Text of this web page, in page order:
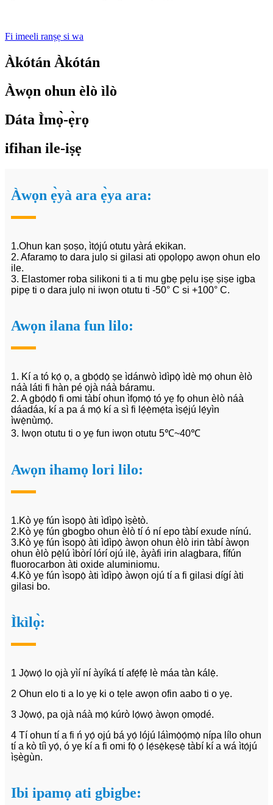
Fi imeeli ranṣẹ si wa
Àkótán Àkótán
Àwọn ohun èlò ìlò
Dáta Ìmọ̀-ẹ̀rọ
ifihan ile-iṣẹ
Àwọn ẹ̀yà ara ẹ̀ya ara:
1.Ohun kan ṣoṣo, ìtọ́jú otutu yàrá ekikan.
2. Afaramọ to dara julọ si gilasi ati ọpọlọpọ awọn ohun elo
ile.
3. Elastomer roba silikoni ti a ti mu gbẹ pẹlu iṣẹ ṣiṣe igba
pipẹ ti o dara julọ ni iwọn otutu ti -50° C si +100° C.
Awọn ilana fun lilo:
1. Kí a tó kọ́ ọ, a gbọ́dọ̀ ṣe ìdánwò ìdìpọ̀ ìdè mọ́ ohun èlò
náà láti fi hàn pé ọjà náà báramu.
2. A gbọ́dọ̀ fi omi tàbí ohun ìfọmọ́ tó yẹ fọ ohun èlò náà
dáadáa, kí a pa á mọ́ kí a sì fi lẹ́ẹ̀mẹ́ta ìṣẹ́jú lẹ́yìn
ìwẹ̀nùmọ́.
3. Iwọn otutu ti o yẹ fun iwọn otutu 5℃~40℃
Awọn ihamọ lori lilo:
1.Kò yẹ fún ìsopọ̀ àti ìdìpọ̀ ìṣètò.
2.Kò yẹ fún gbogbo ohun èlò tí ó ní epo tàbí exude nínú.
3.Kò yẹ fún ìsopọ̀ àti ìdìpọ̀ àwọn ohun èlò irin tàbí àwọn
ohun èlò pẹ̀lú ìbòrí lórí ojú ilẹ̀, àyàfi irin alagbara, fífún
fluorocarbon àti oxide aluminiomu.
4.Kò yẹ fún ìsopọ̀ àti ìdìpọ̀ àwọn ojú tí a fi gilasi dígí àti
gilasi bo.
Ìkìlọ̀:
1 Jọ̀wọ́ lo ọjà yìí ní àyíká tí afẹ́fẹ́ lè máa tàn kálẹ̀.
2 Ohun elo ti a lo yẹ ki o tẹle awọn ofin aabo ti o yẹ.
3 Jọ̀wọ́, pa ọjà náà mọ́ kúrò lọ́wọ́ àwọn ọmọdé.
4 Tí ohun tí a fi ń yọ́ ojú bá yọ́ lójú láìmọ̀ọ́mọ̀ nípa lílo ohun
tí a kò tíì yọ́, ó yẹ kí a fi omi fọ̀ ọ́ lẹ́sẹ̀kẹsẹ̀ tàbí kí a wá ìtọ́jú
ìṣègùn.
Ibi ipamọ ati gbigbe: